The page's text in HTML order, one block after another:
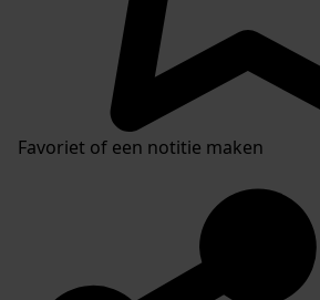
Favoriet of een notitie maken